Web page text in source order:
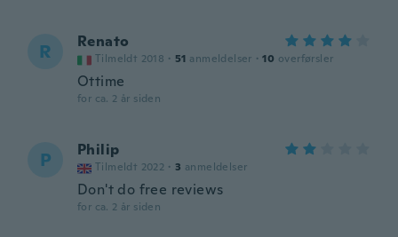
R Renato
Tilmeldt 2018 · 51 anmeldelser · 10 overførsler
Ottime
for ca. 2 år siden
P Philip
Tilmeldt 2022 · 3 anmeldelser
Don't do free reviews
for ca. 2 år siden